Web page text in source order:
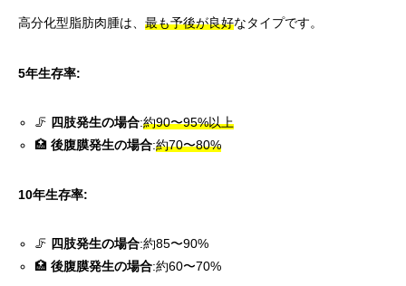
高分化型脂肪肉腫は、 最も予後が良好なタイプです。
5年生存率:
🦵 四肢発生の場合:約90〜95%以上
🏥後腹膜発生の場合:約70〜80%
10年生存率:
🦵 四肢発生の場合:約85〜90%
🏥後腹膜発生の場合:約60〜70%